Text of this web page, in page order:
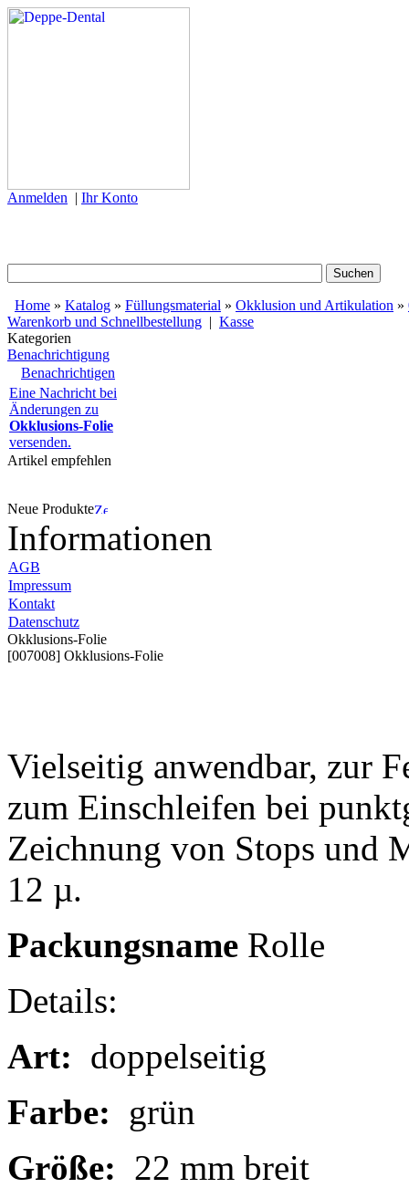
Anmelden | Ihr Konto
Home » Katalog » Füllungsmaterial » Okklusion und Artikulation »
Warenkorb und Schnellbestellung | Kasse
Kategorien
Benachrichtigung
Benachrichtigen
Eine Nachricht bei
Änderungen zu
Okklusions-Folie
versenden.
Artikel empfehlen
Neue Produkte
Informationen
AGB
Impressum
Kontakt
Datenschutz
Okklusions-Folie
[007008] Okklusions-Folie
Vielseitig anwendbar, zur
zum Einschleifen bei
Zeichnung von Stops und
12 µ.
Packungsname Rolle
Details:
Art: doppelseitig
Farbe: grün
Größe: 22 mm breit